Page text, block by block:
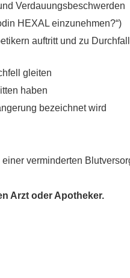
Verdauungsbeschwerden
HEXAL einzunehmen?“)
auftritt und zu
gleiten
haben
bezeichnet wird
verminderten
Arzt oder Apotheker.